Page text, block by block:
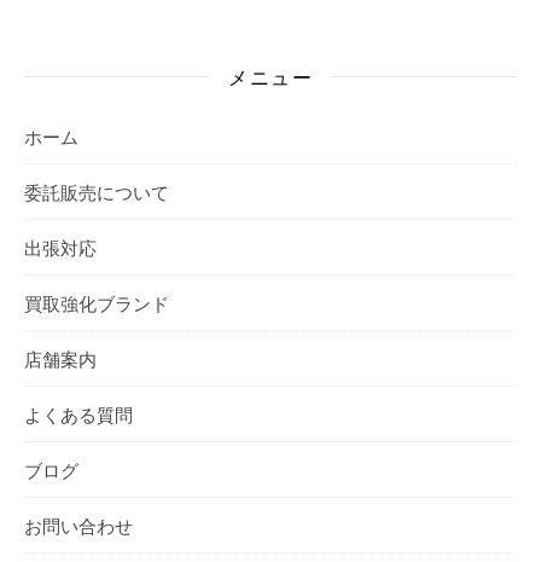
メニュー
ホーム
委託販売について
出張対応
買取強化ブランド
店舗案内
よくある質問
ブログ
お問い合わせ